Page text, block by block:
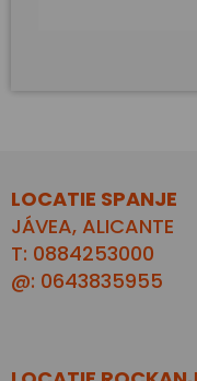
LOCATIE SPANJE
JÁVEA, ALICANTE
T: 0884253000
@: 0643835955